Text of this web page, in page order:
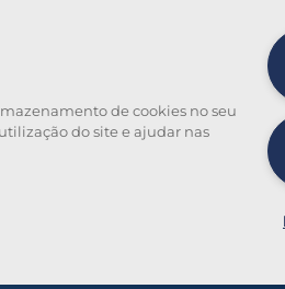
de Inteligência Artificial
de Computador, Software e Internet
de cookies no seu
do site e ajudar nas